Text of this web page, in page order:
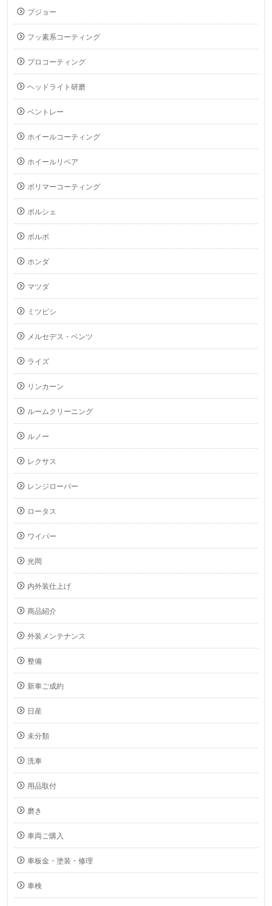
プジョー
フッ素系コーティング
プロコーティング
ヘッドライト研磨
ベントレー
ホイールコーティング
ホイールリペア
ポリマーコーティング
ポルシェ
ボルボ
ホンダ
マツダ
ミツビシ
メルセデス・ベンツ
ライズ
リンカーン
ルームクリーニング
ルノー
レクサス
レンジローバー
ロータス
ワイパー
光岡
内外装仕上げ
商品紹介
外装メンテナンス
整備
新車ご成約
日産
未分類
洗車
用品取付
磨き
車両ご購入
車板金・塗装・修理
車検